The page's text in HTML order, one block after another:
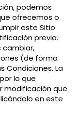
podemos
ofrecemos o
este Sitio
previa.
cambiar,
(de forma
Condiciones. La
lo que
modificación que
en este